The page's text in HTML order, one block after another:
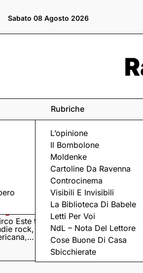
Sabato 08 Agosto 2026
Rubriche
L’opinione
Il Bombolone
Moldenke
Cartoline Da Ravenna
Controcinema
Visibili E Invisibili
La Biblioteca Di Babele
Letti Per Voi
NdL – Nota Del Lettore
Cose Buone Di Casa
Sbicchierate
e dintorni
Este tra
rock,
Domenica 9 Agosto
Hernandez &
Sampedro presentano
il nuovo album
Lumina